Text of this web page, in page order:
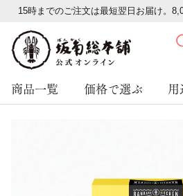
15時までのご注文は最短翌日お届け。
商品一覧 価格で選ぶ 用